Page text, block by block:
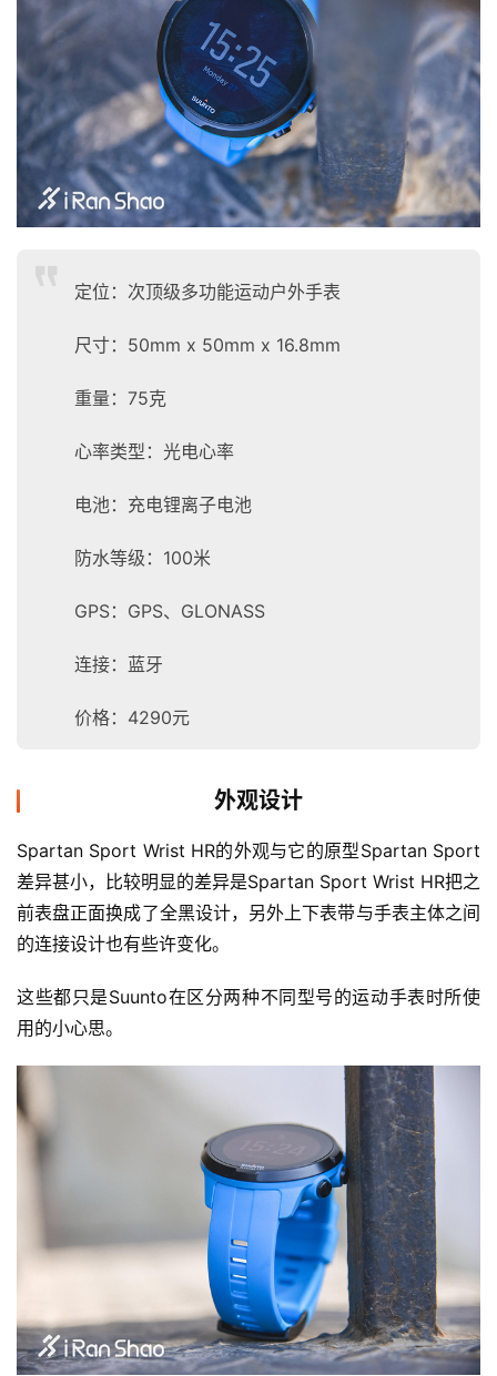
定位：次顶级多功能运动户外手表
尺寸：50mm x 50mm x 16.8mm
重量：75克
心率类型：光电心率
电池：充电锂离子电池
防水等级：100米
GPS：GPS、GLONASS
连接：蓝牙
价格：4290元
外观设计
Spartan Sport Wrist HR的外观与它的原型Spartan Sport
差异甚小，比较明显的差异是Spartan Sport Wrist HR把之
前表盘正面换成了全黑设计，另外上下表带与手表主体之间
的连接设计也有些许变化。
这些都只是Suunto在区分两种不同型号的运动手表时所使
用的小心思。